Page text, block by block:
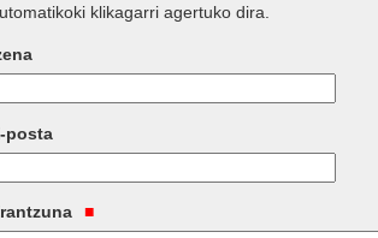
klikagarri agertuko dira.
posta